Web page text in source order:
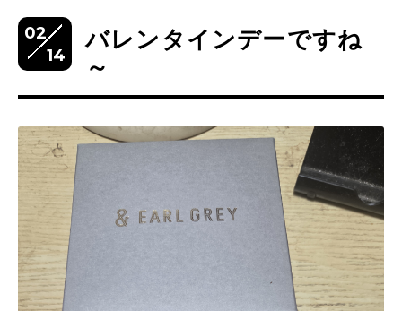
02
14
バレンタインデーですね
～